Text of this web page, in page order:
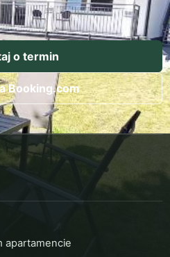
o termin
Booking.com
apartamencie